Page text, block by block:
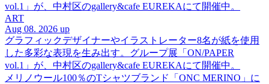
vol.1」が、中村区のgallery&cafe EUREKAにて開催中。
ART
Aug 08. 2026 up
グラフィックデザイナーやイラストレーター8名が紙を使用
した多彩な表現を生み出す。グループ展「ON/PAPER
vol.1」が、中村区のgallery&cafe EUREKAにて開催中。
メリノウール100％のTシャツブランド「ONC MERINO」に